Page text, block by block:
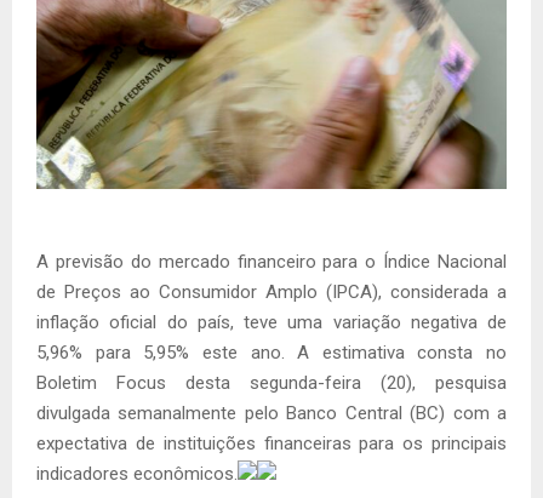
A previsão do mercado financeiro para o Índice Nacional
de Preços ao Consumidor Amplo (IPCA), considerada a
inflação oficial do país, teve uma variação negativa de
5,96% para 5,95% este ano. A estimativa consta no
Boletim Focus desta segunda-feira (20), pesquisa
divulgada semanalmente pelo Banco Central (BC) com a
expectativa de instituições financeiras para os principais
indicadores econômicos.